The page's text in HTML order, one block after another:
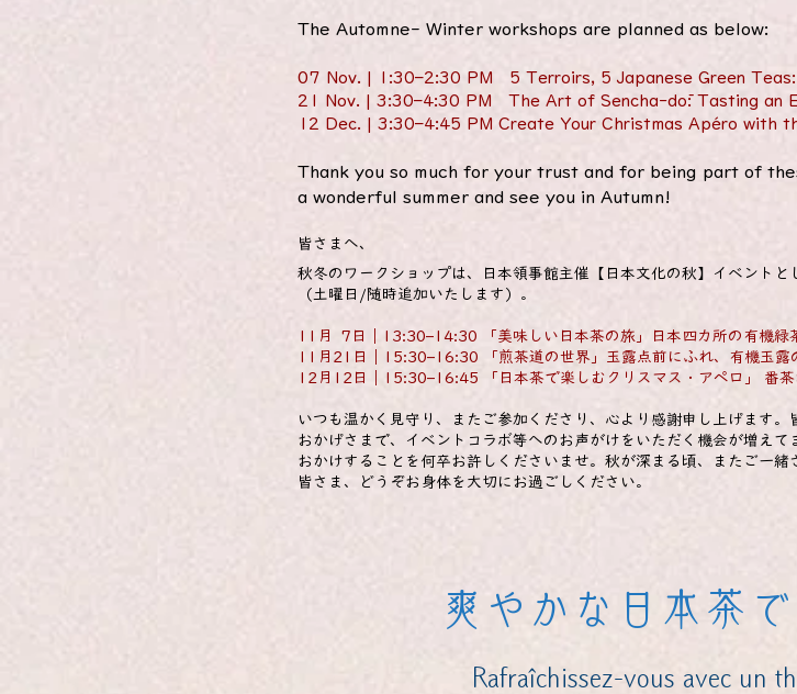
The Automne- Winter workshops are planned as below:
07 Nov. | 1:30–2:30 PM 5 Terroirs, 5 Japanese Green
21 Nov. | 3:30–4:30 PM The Art of Sencha-dō: Tasting an
12 Dec. | 3:30–4:45 PM Create Your Christmas Apéro with
Thank you so much for your trust and for being part of
a wonderful summer and see you in Autumn!
​皆さまへ、
秋冬のワークショップは、日本領事館主催【日本文化の秋】イベントと
（土曜日/随時追加いたします）。
11月 7日｜13:30–14:30 「美味しい日本茶の旅」日本四カ所の有機緑
11月21日｜15:30–16:30 「煎茶道の世界」玉露点前にふれ、有機玉露
12月12日｜15:30–16:45 「日本茶で楽しむクリスマス・アペロ」 番
いつも温かく見守り、またご参加くださり、心より感謝申し上げます。
おかげさまで、イベントコラボ等へのお声がけをいただく機会が増え
おかけすることを何卒お許しくださいませ。秋が深まる頃、またご一緒
皆さま、どうぞお身体を大切にお過ごしください。
Natsumi /atelier
爽やかな日本茶
Rafraîchissez-vous avec un